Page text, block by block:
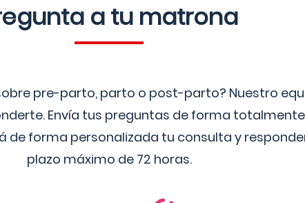
a tu matrona
pre-parto, parto o post-parto? Nuestro
Envía tus preguntas de forma
forma personalizada tu consulta y
plazo máximo de 72 horas.